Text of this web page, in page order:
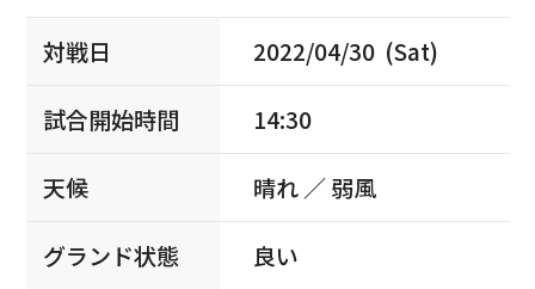
対戦日 2022/04/30 (Sat)
試合開始時間 14:30
天候 晴れ ／ 弱風
グランド状態 良い